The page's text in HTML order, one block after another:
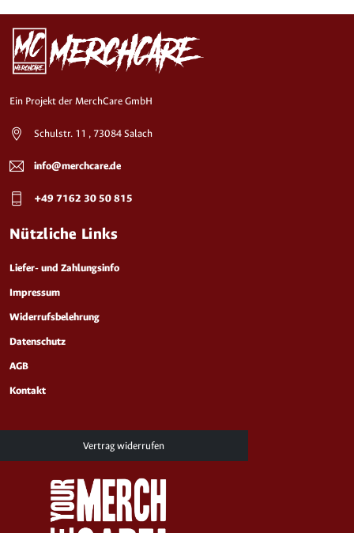
Ein Projekt der MerchCare GmbH
Schulstr. 11 , 73084 Salach
info@merchcare.de
+49 7162 30 50 815
Nützliche Links
Liefer- und Zahlungsinfo
Impressum
Widerrufsbelehrung
Datenschutz
AGB
Kontakt
Vertrag widerrufen